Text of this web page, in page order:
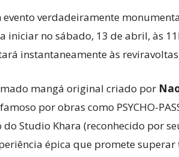
verdadeiramente
iniciar no sábado, 13 de abril, às
instantaneamente às
mangá original criado por
por obras como PSYCHO-
Studio Khara (reconhecido por
épica que promete superar